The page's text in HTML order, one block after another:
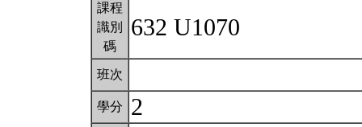
課程
識別
碼
632 U1070
班次
學分 2